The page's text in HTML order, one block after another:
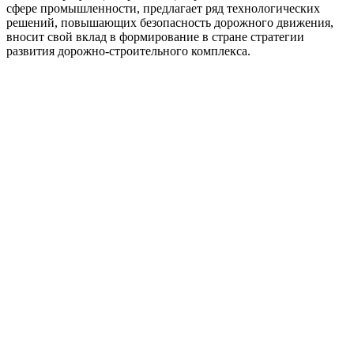
сфере промышленности, предлагает ряд технологических
решений, повышающих безопасность дорожного движения,
вносит свой вклад в формирование в стране стратегии
развития дорожно-строительного комплекса.